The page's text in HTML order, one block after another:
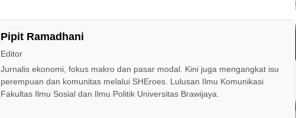
Pipit Ramadhani
Editor
Jurnalis ekonomi, fokus makro dan pasar modal. Kini juga mengangkat isu
perempuan dan komunitas melalui SHEroes. Lulusan Ilmu Komunikasi
Fakultas Ilmu Sosial dan Ilmu Politik Universitas Brawijaya.